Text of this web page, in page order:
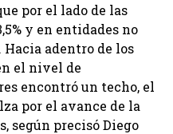
por el lado de las
y en entidades no
Hacia adentro de los
el nivel de
encontró un techo, el
por el avance de la
según precisó Diego